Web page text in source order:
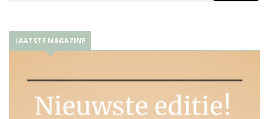
LAATSTE MAGAZINE